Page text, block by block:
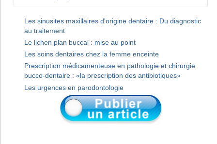
Les sinusites maxillaires d'origine dentaire : Du diagnostic
au traitement
Le lichen plan buccal : mise au point
Les soins dentaires chez la femme enceinte
Prescription médicamenteuse en pathologie et chirurgie
bucco-dentaire : «la prescription des antibiotiques»
Les urgences en parodontologie